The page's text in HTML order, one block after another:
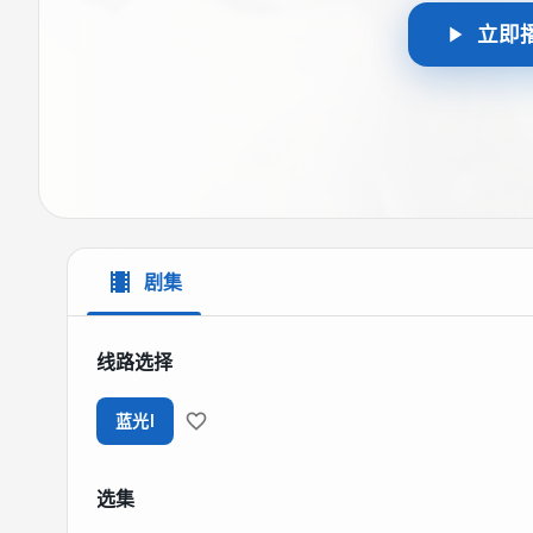
立即
剧集
线路选择
蓝光I
选集